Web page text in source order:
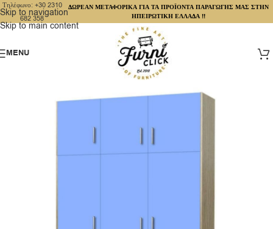
Skip to navigation
Skip to main content
Τηλέφωνο: +30 2310
682 358
ΔΩΡΕΑΝ ΜΕΤΑΦΟΡΙΚΑ ΓΙΑ ΤΑ ΠΡΟΪΟΝΤΑ ΠΑΡΑΓΩΓΗΣ ΜΑΣ ΣΤΗΝ
ΗΠΕΙΡΩΤΙΚΗ ΕΛΛΑΔΑ !!
MENU